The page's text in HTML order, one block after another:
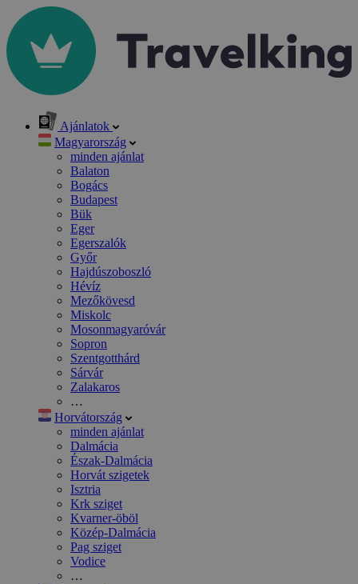
Ajánlatok
Magyarország
minden ajánlat
Balaton
Bogács
Budapest
Bük
Eger
Egerszalók
Győr
Hajdúszoboszló
Hévíz
Mezőkövesd
Miskolc
Mosonmagyaróvár
Sopron
Szentgotthárd
Sárvár
Zalakaros
…
Horvátország
minden ajánlat
Dalmácia
Észak-Dalmácia
Horvát szigetek
Isztria
Krk sziget
Kvarner-öböl
Közép-Dalmácia
Pag sziget
Vodice
…